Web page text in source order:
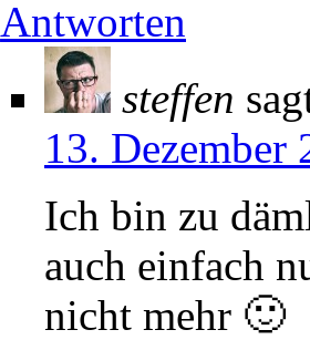
Antworten
steffen
13. Dezember
Ich bin zu
auch einfach
nicht mehr 🙂